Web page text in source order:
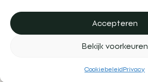
Accepteren
Bekijk voorkeuren
CookiebeleidPrivacy
Algemene voorwaarden
Klachtenregeling
Privacy
Disclaimer